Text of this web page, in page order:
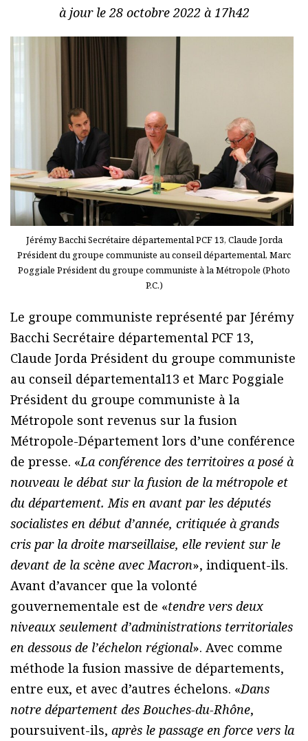
à jour le 28 octobre 2022 à 17h42
Jérémy Bacchi Secrétaire départemental PCF 13, Claude Jorda
Président du groupe communiste au conseil départemental, Marc
Poggiale Président du groupe communiste à la Métropole (Photo
P.C.)
Le groupe communiste représenté par Jérémy
Bacchi Secrétaire départemental PCF 13,
Claude Jorda Président du groupe communiste
au conseil départemental13 et Marc Poggiale
Président du groupe communiste à la
Métropole sont revenus sur la fusion
Métropole-Département lors d’une conférence
de presse. «La conférence des territoires a posé à
nouveau le débat sur la fusion de la métropole et
du département. Mis en avant par les députés
socialistes en début d’année, critiquée à grands
cris par la droite marseillaise, elle revient sur le
devant de la scène avec Macron», indiquent-ils.
Avant d’avancer que la volonté
gouvernementale est de «tendre vers deux
niveaux seulement d’administrations territoriales
en dessous de l’échelon régional». Avec comme
méthode la fusion massive de départements,
entre eux, et avec d’autres échelons. «Dans
notre département des Bouches-du-Rhône,
poursuivent-ils, après le passage en force vers la